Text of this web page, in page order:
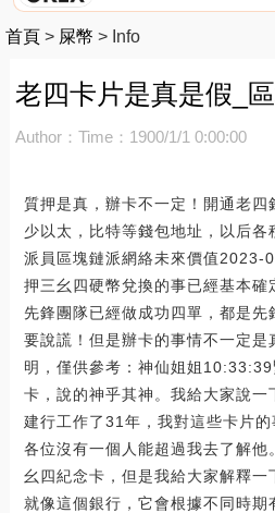
首頁 > 屎幣 > Info
老四卡片是真是假_
Author： Time：1900/1/1 0:00:00
質押是真，辦卡不一定！開通老四
少以太，比特等錢包地址，以后
派員區塊鏈派網絡未來價值2023-
押三幺四硬幣兌換的事已經基本確
先鋒團隊已經做成功四單，都是先
要說謊！但是辦卡的事情不一定是
明，僅供參考：神仙姐姐
卡，說的神乎其神。我給大家說一
建行工作了31年，我對這些卡片
各位沒有一個人能超過我去了解他
幺四紀念卡，但是我給大家解釋一
就像這個銀行，它會根據不同時期